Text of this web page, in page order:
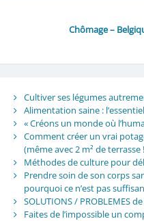
Chômage –
Cultiver ses légumes
Alimentation saine :
« Créons un monde où
Comment créer un vrai
(même avec 2 m² de terrasse
Méthodes de culture pour
Prendre soin de son corps
pourquoi ce n’est pas
SOLUTIONS / PROBLEMES
Faites de l’impossible un